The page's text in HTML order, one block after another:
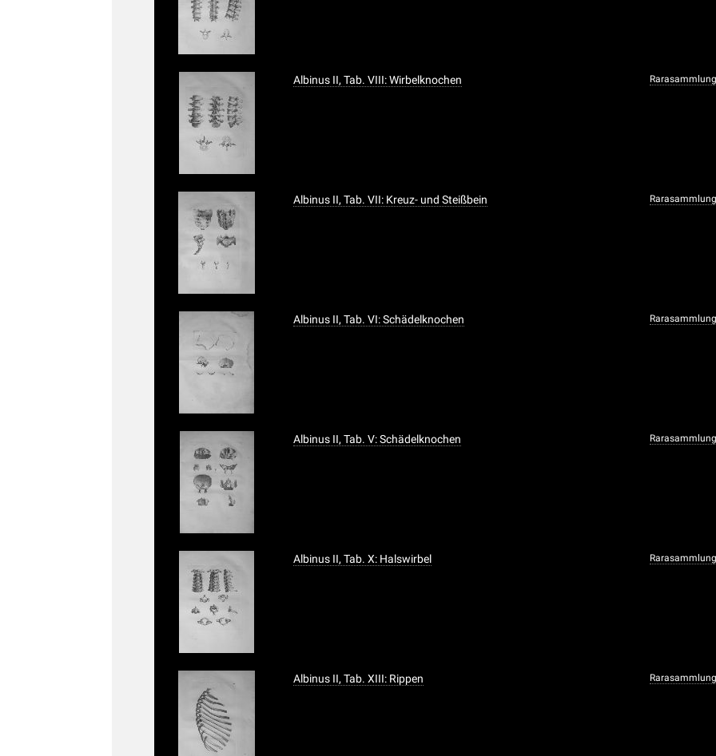
Albinus II, Tab. VIII: Wirbelknochen Rarasammlung
Albinus II, Tab. VII: Kreuz- und Steißbein Rarasammlung
Albinus II, Tab. VI: Schädelknochen Rarasammlung
Albinus II, Tab. V: Schädelknochen Rarasammlung
Albinus II, Tab. X: Halswirbel Rarasammlung
Albinus II, Tab. XIII: Rippen Rarasammlung